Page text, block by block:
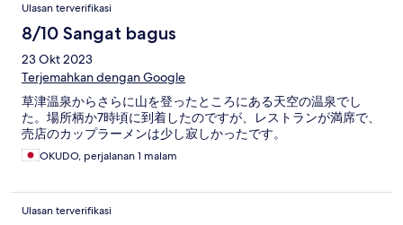
Ulasan terverifikasi
8/10 Sangat bagus
23 Okt 2023
Terjemahkan dengan Google
草津温泉からさらに山を登ったところにある天空の温泉でし
た。場所柄か7時頃に到着したのですが、レストランが満席で、
売店のカップラーメンは少し寂しかったです。
OKUDO, perjalanan 1 malam
Ulasan terverifikasi